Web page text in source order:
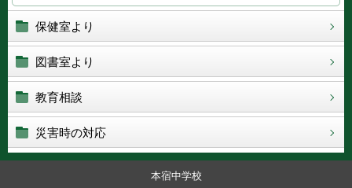
保健室より
図書室より
教育相談
災害時の対応
本宿中学校